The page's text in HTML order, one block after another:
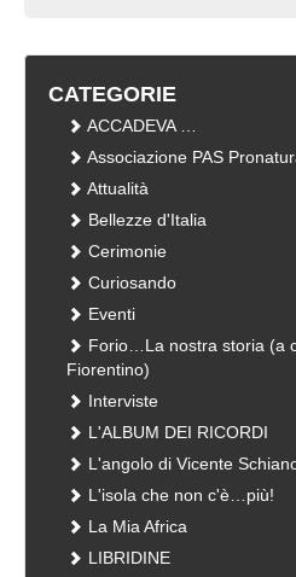
CATEGORIE
ACCADEVA …
Associazione PAS
Attualità
Bellezze d'Italia
Cerimonie
Curiosando
Eventi
Forio…La nostra storia (a
Fiorentino)
Interviste
L'ALBUM DEI RICORDI
L'angolo di Vicente
L'isola che non c'è…più!
La Mia Africa
LIBRIDINE